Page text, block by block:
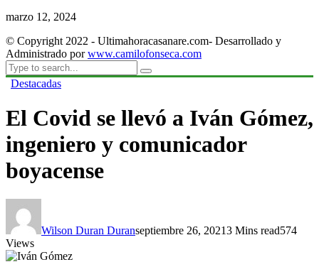
marzo 12, 2024
© Copyright 2022 - Ultimahoracasanare.com- Desarrollado y
Administrado porwww.camilofonseca.com
Destacadas
El Covid se llevó a Iván Gómez,
ingeniero y comunicador
boyacense
Wilson Duran Duranseptiembre 26, 20213 Mins read574
Views